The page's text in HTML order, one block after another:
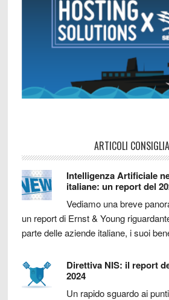
ARTICOLI
Intelligenza Artificiale
italiane: un report del
Vediamo una breve
un report di Ernst & Young
parte delle aziende italiane, i suoi
Direttiva NIS: il report
2024
Un rapido sguardo ai